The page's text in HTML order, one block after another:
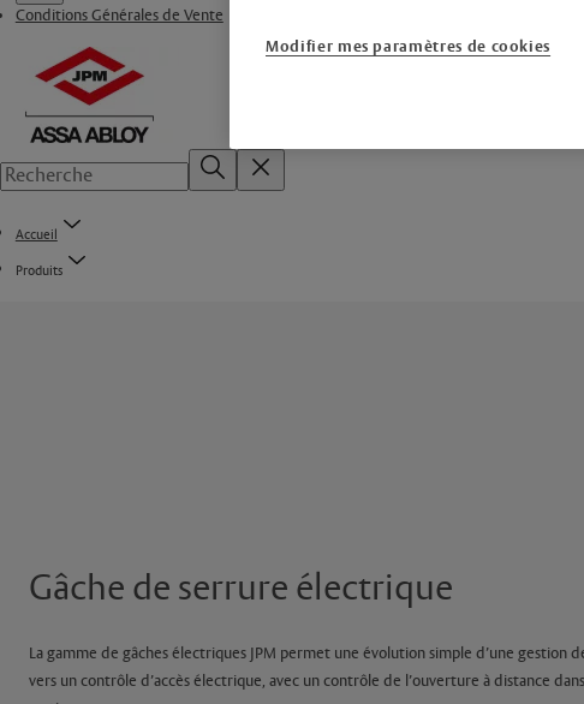
Conditions Générales de Vente
Accueil
Produits
Gâche de serrure électrique
La gamme de gâches électriques JPM permet une évolution simple d’une gestion
vers un contrôle d’accès électrique, avec un contrôle de l’ouverture à distance
Modifier mes paramètres de cookies